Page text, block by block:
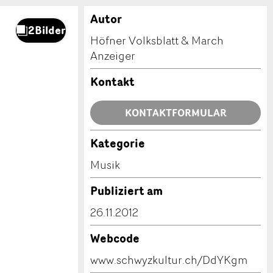
Autor
Höfner Volksblatt & March
Anzeiger
Kontakt
KONTAKTFORMULAR
Kategorie
Musik
Publiziert am
26.11.2012
Webcode
www.schwyzkultur.ch/DdYKgm